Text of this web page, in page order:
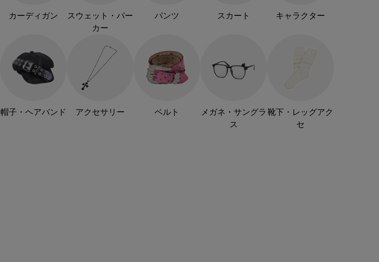
カーディガン
スウェット・パー
カー
パンツ スカート キャラクター
帽子・ヘアバンド アクセサリー ベルト
メガネ・サングラ
ス
靴下・レッグアク
セ